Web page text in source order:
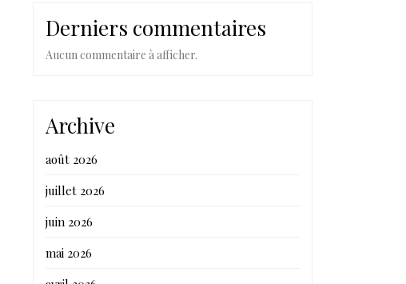
Derniers commentaires
Aucun commentaire à afficher.
Archive
août 2026
juillet 2026
juin 2026
mai 2026